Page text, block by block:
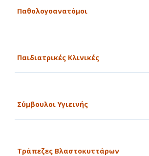
Παθολογοανατόμοι
Παιδιατρικές Κλινικές
Σύμβουλοι Υγιεινής
Τράπεζες Βλαστοκυττάρων